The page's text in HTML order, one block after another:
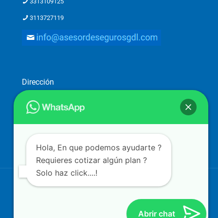
3113727119
Dirección
Dirección: Ostia 2782-piso 1, Providencia 2a. Secc, 44648
Guadalajara, Jal.
Atención a clientes solo con previa cita
2026 |
Hola, En que podemos ayudarte ?
Requieres cotizar algún plan ?
Solo haz click....!
Abrir chat